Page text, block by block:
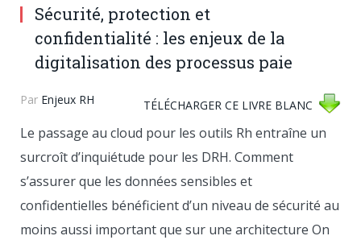
Sécurité, protection et
confidentialité : les enjeux de la
digitalisation des processus paie
Par Enjeux RH TÉLÉCHARGER CE LIVRE BLANC
Le passage au cloud pour les outils Rh entraîne un
surcroît d’inquiétude pour les DRH. Comment
s’assurer que les données sensibles et
confidentielles bénéficient d’un niveau de sécurité au
moins aussi important que sur une architecture On